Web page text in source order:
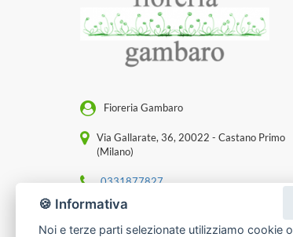
Fioreria Gambaro
Via Gallarate, 36, 20022 - Castano Primo
(Milano)
0331877827
[email protected]
🍪 Informativa
Noi e terze parti selezionate utilizziamo cookie o